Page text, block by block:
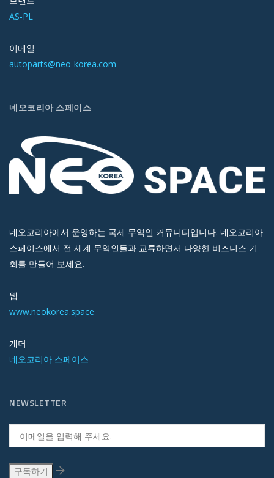
AS-PL
이메일
autoparts@neo-korea.com
네오코리아 스페이스
네오코리아에서 운영하는 국제 무역인 커뮤니티입니다. 네오코리아
스페이스에서 전 세계 무역인들과 교류하면서 다양한 비즈니스 기
회를 만들어 보세요.
웹
www.neokorea.space
개더
네오코리아 스페이스
NEWSLETTER